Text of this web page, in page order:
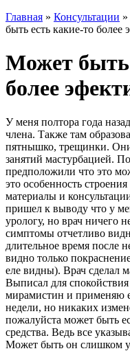
Главная » Консультации »
быть есть какие-то более
Может быть
более
У меня полтора года
члена. Также там
пятнышко, трещинки. Они
занятий мастурбацией.
предположили что это
это особенность
материалы и
пришел к выводу что у
урологу, но врач ничего
симптомы отчетливо
длительное время после
видно только
еле видны). Врач сделал
Выписал для
мирамистин и применяю
недели, но никаких
пожалуйста может быть
средства. Ведь все
Может быть он слишком